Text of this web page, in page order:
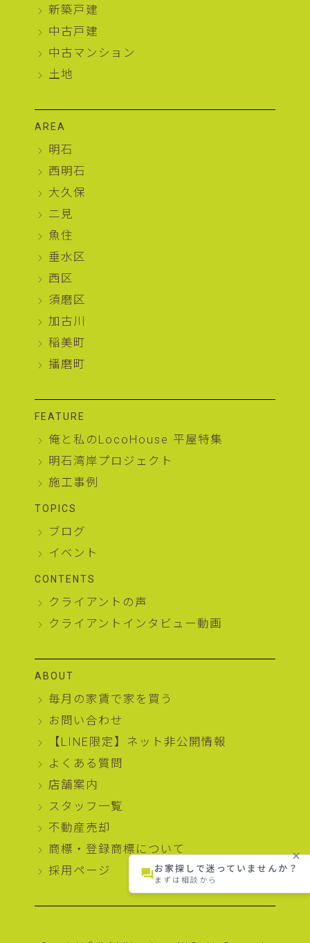
新築戸建
中古戸建
中古マンション
土地
AREA
明石
西明石
大久保
二見
魚住
垂水区
西区
須磨区
加古川
稲美町
播磨町
FEATURE
俺と私のLocoHouse 平屋特集
明石湾岸プロジェクト
施工事例
TOPICS
ブログ
イベント
CONTENTS
クライアントの声
クライアントインタビュー動画
ABOUT
毎月の家賃で家を買う
お問い合わせ
【LINE限定】ネット非公開情報
よくある質問
店舗案内
スタッフ一覧
不動産売却
商標・登録商標について
採用ページ
close
forumお家探しで迷っていませんか？
まずは相談から